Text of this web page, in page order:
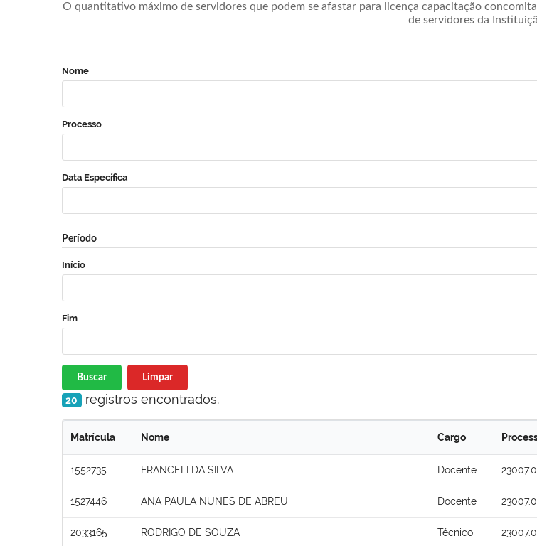
O quantitativo máximo de servidores que podem se afastar para licença capacitação
de servidores da
Nome
Processo
Data Específica
Período
Início
Fim
Buscar Limpar
20 registros encontrados.
Matrícula Nome Cargo
1552735 FRANCELI DA SILVA Docente
1527446 ANA PAULA NUNES DE ABREU Docente
2033165 RODRIGO DE SOUZA Técnico